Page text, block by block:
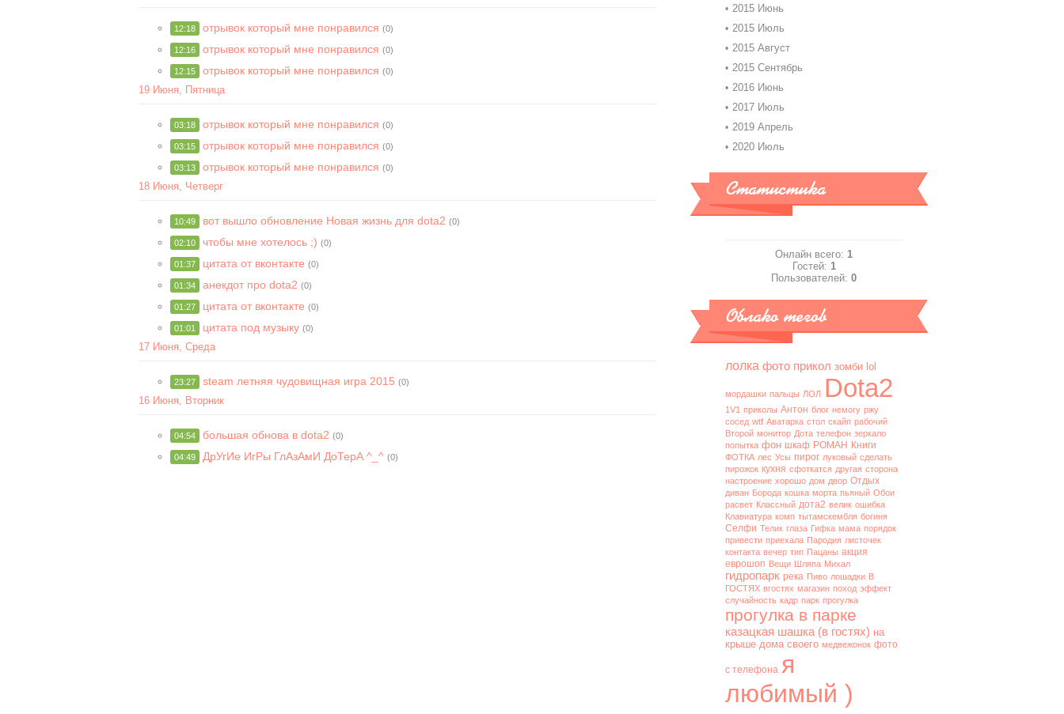
12:18 отрывок который мне понравился (0)
12:16 отрывок который мне понравился (0)
12:15 отрывок который мне понравился (0)
19 Июня, Пятница
03:18 отрывок который мне понравился (0)
03:15 отрывок который мне понравился (0)
03:13 отрывок который мне понравился (0)
18 Июня, Четверг
10:49 вот вышло обновление Новая жизнь для dota2 (0)
02:10 чтобы мне хотелось ;) (0)
01:37 цитата от вконтакте (0)
01:34 анекдот про dota2 (0)
01:27 цитата от вконтакте (0)
01:01 цитата под музыку (0)
17 Июня, Среда
23:27 steam летняя чудовищная игра 2015 (0)
16 Июня, Вторник
04:54 большая обнова в dota2 (0)
04:49 ДрУгИе ИгРы ГлАзАмИ ДоТерА ^_^ (0)
2015 Июнь
2015 Июль
2015 Август
2015 Сентябрь
2016 Июнь
2017 Июль
2019 Апрель
2020 Июль
Статистика
Онлайн всего: 1
Гостей: 1
Пользователей: 0
Облако тегов
лолка фото прикол зомби lol
мордашки пальцы ЛОЛ Dota2
1V1 приколы Антон блог немогу ржу
сосед wtf Аватарка стол скайп рабочий
Второй монитор Дота телефон зеркало
попытка фон шкаф РОМАН Книги
ФОТКА лес Усы пирог луковый сделать
пирожок кухня сфоткатся другая сторона
настроение хорошо дом двор Отдых
диван Борода кошка морта пьяный Обои
расвет Классный дота2 велик ошибка
Клавиатура комп тытамскембля богиня
Селфи Телик глаза Гифка мама порядок
привести приехала Пародия листочек
контакта вечер тип Пацаны акция
еврошоп Вещи Шляпа Михал
гидропарк река Пиво лошадки В
ГОСТЯХ вгостях магазин поход эффект
случайность кадр парк прогулка
прогулка в парке
казацкая шашка (в гостях) на
крыше дома своего медвежонок фото
с телефона я
любимый )